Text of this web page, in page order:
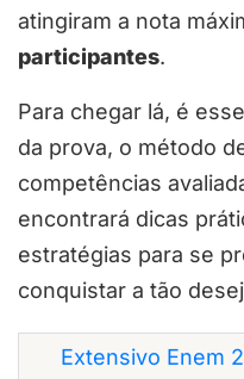
atingiram a nota
participantes.
Para chegar lá, é
da prova, o método
competências
encontrará dicas
estratégias para se
conquistar a tão
Extensivo Enem